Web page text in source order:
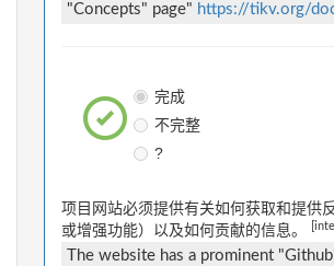
"Concepts" page" https://tikv.org/
完成
不完整
?
项目网站必须提供有关如何获取和提供
或增强功能）以及如何贡献的信息。
The website has a prominent